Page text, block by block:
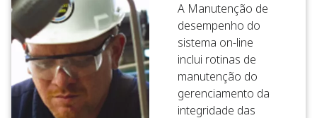
A Manutenção de
desempenho do
sistema on-line
inclui rotinas de
manutenção do
gerenciamento da
integridade das